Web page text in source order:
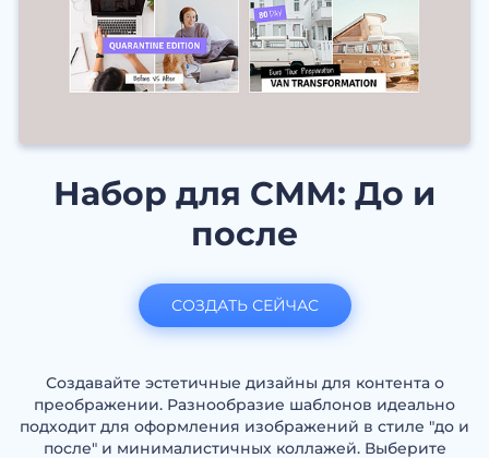
Набор для СММ: До и
после
Создавайте эстетичные дизайны для контента о
преображении. Разнообразие шаблонов идеально
подходит для оформления изображений в стиле "до и
после" и минималистичных коллажей. Выберите
СОЗДАТЬ СЕЙЧАС